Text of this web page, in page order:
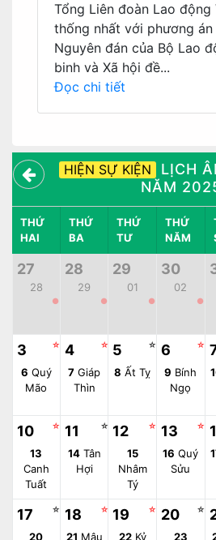
Tổng Liên đoàn Lao động
thống nhất với phương án
Nguyên đán của Bộ Lao
binh và Xã hội đề...
Đọc chi tiết
HIỆN SỰ KIỆN
LỊCH
NĂM
THỨ
HAI
THỨ
BA
THỨ
TƯ
THỨ
NĂM
27
28
●
28
29
●
29
01
●
30
02
●
3 ☆
6 Quý
Mão
4 ☆
7 Giáp
Thìn
5 ☆
8 Ất Tỵ
6 ☆
9 Bính
Ngọ
10 ☆
13
Canh
Tuất
11 ☆
14Tân
Hợi
12 ☆
15
Nhâm
Tý
13 ☆
16 Quý
Sửu
17 ☆
20
18 ☆
21 Mậu
19 ☆
22Kỷ
20 ☆
23